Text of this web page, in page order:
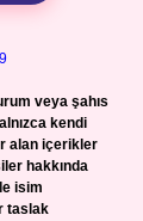
veya şahıs
kendi
alan içerikler
hakkında
isim
taslak